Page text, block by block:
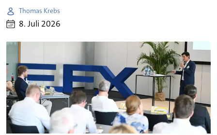
Thomas Krebs
8. Juli 2026